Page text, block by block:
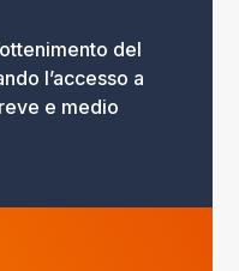
del
l’accesso a
e medio